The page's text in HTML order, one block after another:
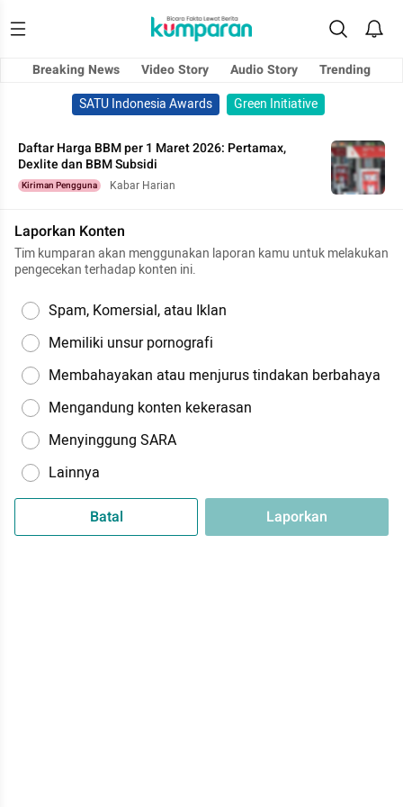
Breaking News Video Story Audio Story
Trending
SATU Indonesia Awards
Green Initiative
Daftar Harga BBM per 1 Maret 2026: Pertamax,
Dexlite dan BBM Subsidi
Kiriman Pengguna Kabar Harian
Laporkan Konten
Tim kumparan akan menggunakan laporan kamu untuk melakukan
pengecekan terhadap konten ini.
Spam, Komersial, atau Iklan
Memiliki unsur pornografi
Membahayakan atau menjurus tindakan berbahaya
Mengandung konten kekerasan
Menyinggung SARA
Lainnya
Batal Laporkan